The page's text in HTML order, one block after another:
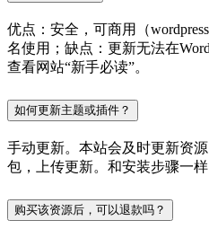
优点：安全，可商用（
名使用；缺点：更新无法在
查看网站“新手必读”。
如何更新主题或插件？
手动更新。本站会及时更新资
包，上传更新。和安装步骤一样
购买该资源后，可以退款吗？